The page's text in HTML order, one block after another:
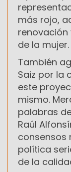
más rojo,
de la mujer.
También
Saiz por la
este
mismo.
palabras
Raúl
consensos
política
de la